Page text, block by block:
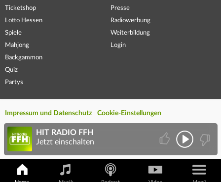
Ticketshop
Lotto Hessen
Spiele
Mahjong
Backgammon
Quiz
Partys
Presse
Radiowerbung
Weiterbildung
Login
Impressum und Datenschutz Cookie-Einstellungen
HIT RADIO FFH
Jetzt einschalten